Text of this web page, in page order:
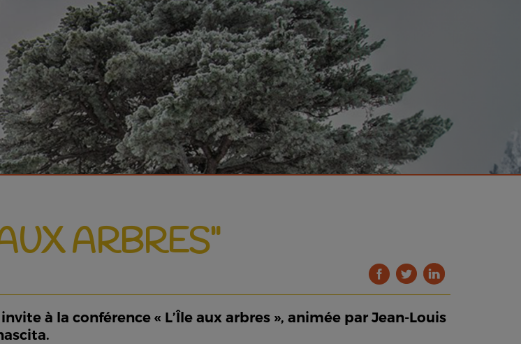
ARBRES"
à la conférence « L’Île aux arbres », animée par Jean-Louis